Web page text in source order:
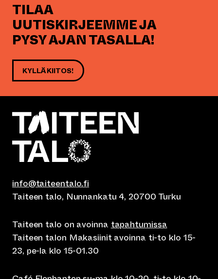
TILAA
UUTISKIRJEEMME JA
PYSY AJAN TASALLA!
KYLLÄ KIITOS!
info@taiteentalo.fi
Taiteen talo, Nunnankatu 4, 20700 Turku
Taiteen talo on avoinna tapahtumissa
Taiteen talon Makasiinit avoinna ti-to klo 15-
23, pe-la klo 15-01.30